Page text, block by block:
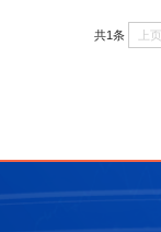
共1条 上页